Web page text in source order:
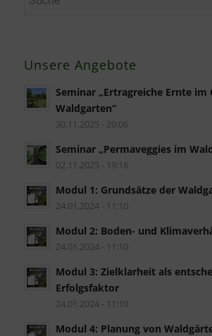
Unsere Angebote
Seminar „Ertragreiche Ernte im
Waldgarten“
30.11.2025 - 20:06
Seminar „Permaveggies im
02.11.2025 - 19:16
Modul 1: Grundsätze der
24.01.2024 - 11:10
Modul 2: Boden- und
24.01.2024 - 11:10
Modul 3: Zielklarheit als
Erfolgsfaktor
24.01.2024 - 11:10
Modul 4: Planung von